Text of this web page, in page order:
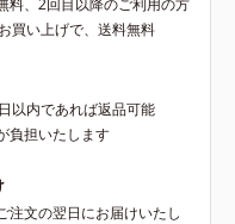
料、2回目以降のご利用の方
買い上げで、送料無料
以内であれば返品可能
負担いたします
注文の翌日にお届けいたし